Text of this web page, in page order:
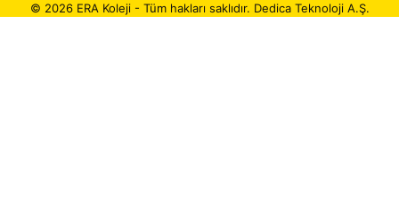
© 2026ERA Koleji - Tüm hakları saklıdır. Dedica Teknoloji A.Ş.